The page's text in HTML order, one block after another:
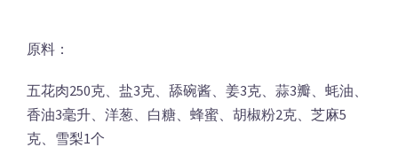
原料：
五花肉250克、盐3克、舔碗酱、姜3克、蒜3瓣、蚝油、
香油3毫升、洋葱、白糖、蜂蜜、胡椒粉2克、芝麻5
克、雪梨1个